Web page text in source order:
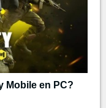
Mobile en PC?